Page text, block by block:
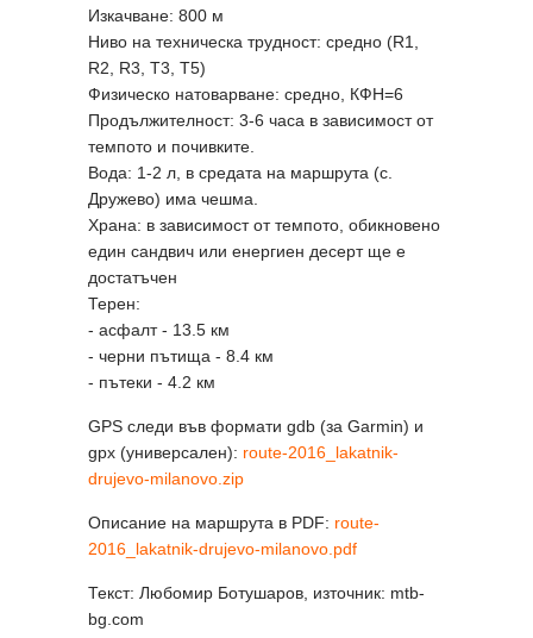
Изкачване: 800 м
Ниво на техническа трудност: средно (R1,
R2, R3, T3, Т5)
Физическо натоварване: средно, КФН=6
Продължителност: 3-6 часа в зависимост от
темпото и почивките.
Вода: 1-2 л, в средата на маршрута (с.
Дружево) има чешма.
Храна: в зависимост от темпото, обикновено
един сандвич или енергиен десерт ще е
достатъчен
Терен:
- асфалт - 13.5 км
- черни пътища - 8.4 км
- пътеки - 4.2 км
GPS следи във формати gdb (за Garmin) и
gpx (универсален): route-2016_lakatnik-
drujevo-milanovo.zip
Описание на маршрута в PDF: route-
2016_lakatnik-drujevo-milanovo.pdf
Текст: Любомир Ботушаров, източник: mtb-
bg.com